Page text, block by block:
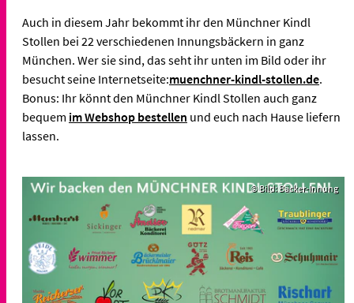
Auch in diesem Jahr bekommt ihr den Münchner Kindl
Stollen bei 22 verschiedenen Innungsbäckern in ganz
München. Wer sie sind, das seht ihr unten im Bild oder ihr
besucht seine Internetseite:muenchner-kindl-stollen.de.
Bonus: Ihr könnt den Münchner Kindl Stollen auch ganz
bequem im Webshop bestellen und euch nach Hause liefern
lassen.
© Bild: Bäcker-Innung